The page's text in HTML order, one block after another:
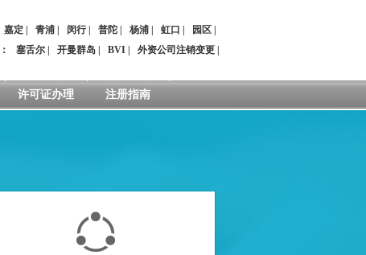
嘉定 青浦 闵行| 普陀 杨浦 虹口 园区
： 塞舌尔 开曼群岛 BVI 外资公司注销变更
许可证办理 注册指南
